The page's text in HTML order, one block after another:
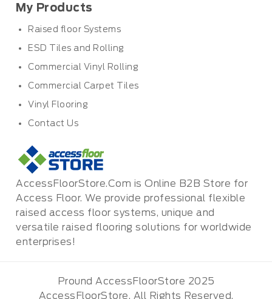
My Products
Raised floor Systems
ESD Tiles and Rolling
Commercial Vinyl Rolling
Commercial Carpet Tiles
Vinyl Flooring
Contact Us
AccessFloorStore.Com is Online B2B Store for
Access Floor. We provide professional flexible
raised access floor systems, unique and
versatile raised flooring solutions for worldwide
enterprises!
Pround AccessFloorStore 2025
AccessFloorStore. All Rights Reserved.